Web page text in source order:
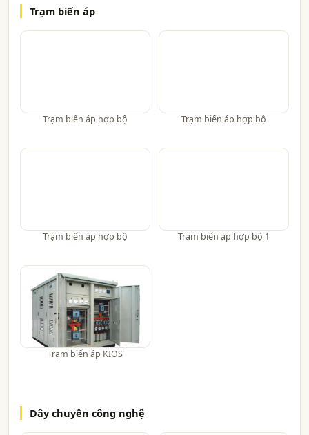
Trạm biến áp
Trạm biến áp hợp bộ Trạm biến áp hợp bộ
Trạm biến áp hợp bộ Trạm biến áp hợp bộ 1
Trạm biến áp KIOS
Dây chuyền công nghệ